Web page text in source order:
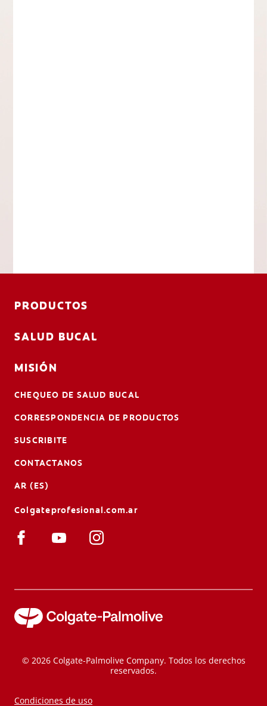
PRODUCTOS
SALUD BUCAL
MISIÓN
CHEQUEO DE SALUD BUCAL
CORRESPONDENCIA DE PRODUCTOS
SUSCRIBITE
CONTACTANOS
AR (ES)
Colgateprofesional.com.ar
© 2026 Colgate-Palmolive Company. Todos los derechos
reservados.
Condiciones de uso